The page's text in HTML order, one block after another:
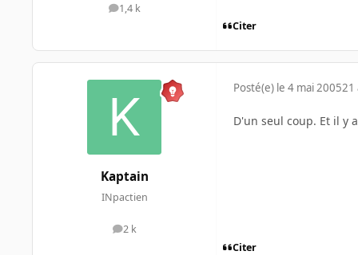
1,4 k
messages
Citer
Kaptain
INpactien
2 k
messages
Posté(e) le 4 mai 200521
D'un seul coup. Et il y
Citer